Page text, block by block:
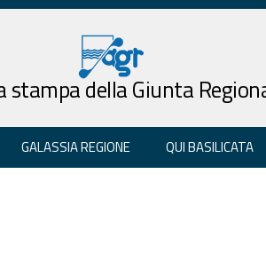
stampa della Giunta
GALASSIA REGIONE QUI BASILICATA